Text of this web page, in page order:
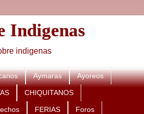
Indigenas
indigenas
Aymaras Ayoreos
CHIQUITANOS
FERIAS Foros